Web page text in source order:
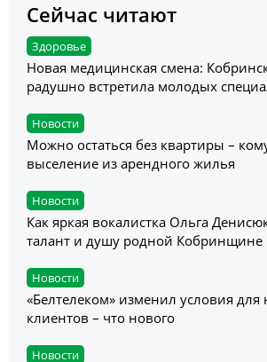
Сейчас читают
Здоровье
Новая медицинская смена:
радушно встретила молодых
Новости
Можно остаться без квартиры –
выселение из арендного жилья
Новости
Как яркая вокалистка Ольга
талант и душу родной Кобринщине
Новости
«Белтелеком» изменил условия для
клиентов – что нового
Новости